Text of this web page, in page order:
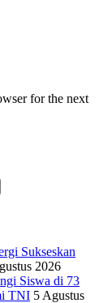
for the next
Sukseskan
2026
Siswa di 73
TNI 5 Agustus